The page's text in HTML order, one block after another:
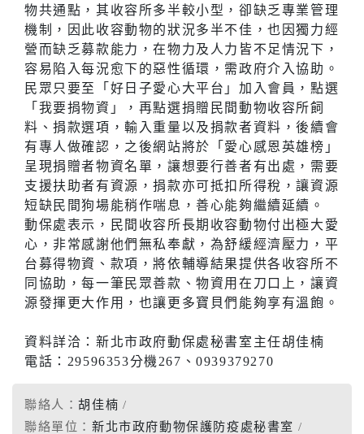
物共通點，其收容所多半較小型，卻缺乏專業管理
機制，因此收容動物的狀況多半不佳，也因獨力經
營而缺乏募款能力，在物力及人力皆不足情況下，
容易陷入每況愈下的惡性循環，需政府介入協助。
民眾只要至「好日子愛心大平台」加入會員，點選
「我要捐物資」，再點選捐贈民間動物收容所飼
料、捐款選項，輸入重量以及捐款者資料，後續會
有專人做確認，之後網站將於「愛心感恩英雄榜」
呈現捐贈者物資名單，讓想要行善者有出處，需要
支援扶助者有資源，捐款亦可抵扣所得稅，讓資源
短缺民間狗場能稍作喘息，善心能夠繼續延續。
動保處表示，民間收容所長期收容動物付出極大愛
心，非常感謝他們無私奉獻，為舒緩經濟壓力，平
台募得物資、款項，將依輔導結果提供各收容所不
同協助，每一筆民眾善款、物資用在刀口上，讓資
源發揮更大作用，也讓更多寶貝們能夠享有溫飽。
資料詳洽：新北市政府動保處秘書室主任胡佳楠
電話：29596353分機267、0939379270
聯絡人：胡佳楠
聯絡單位： 新北市政府動物保護防疫處秘書室